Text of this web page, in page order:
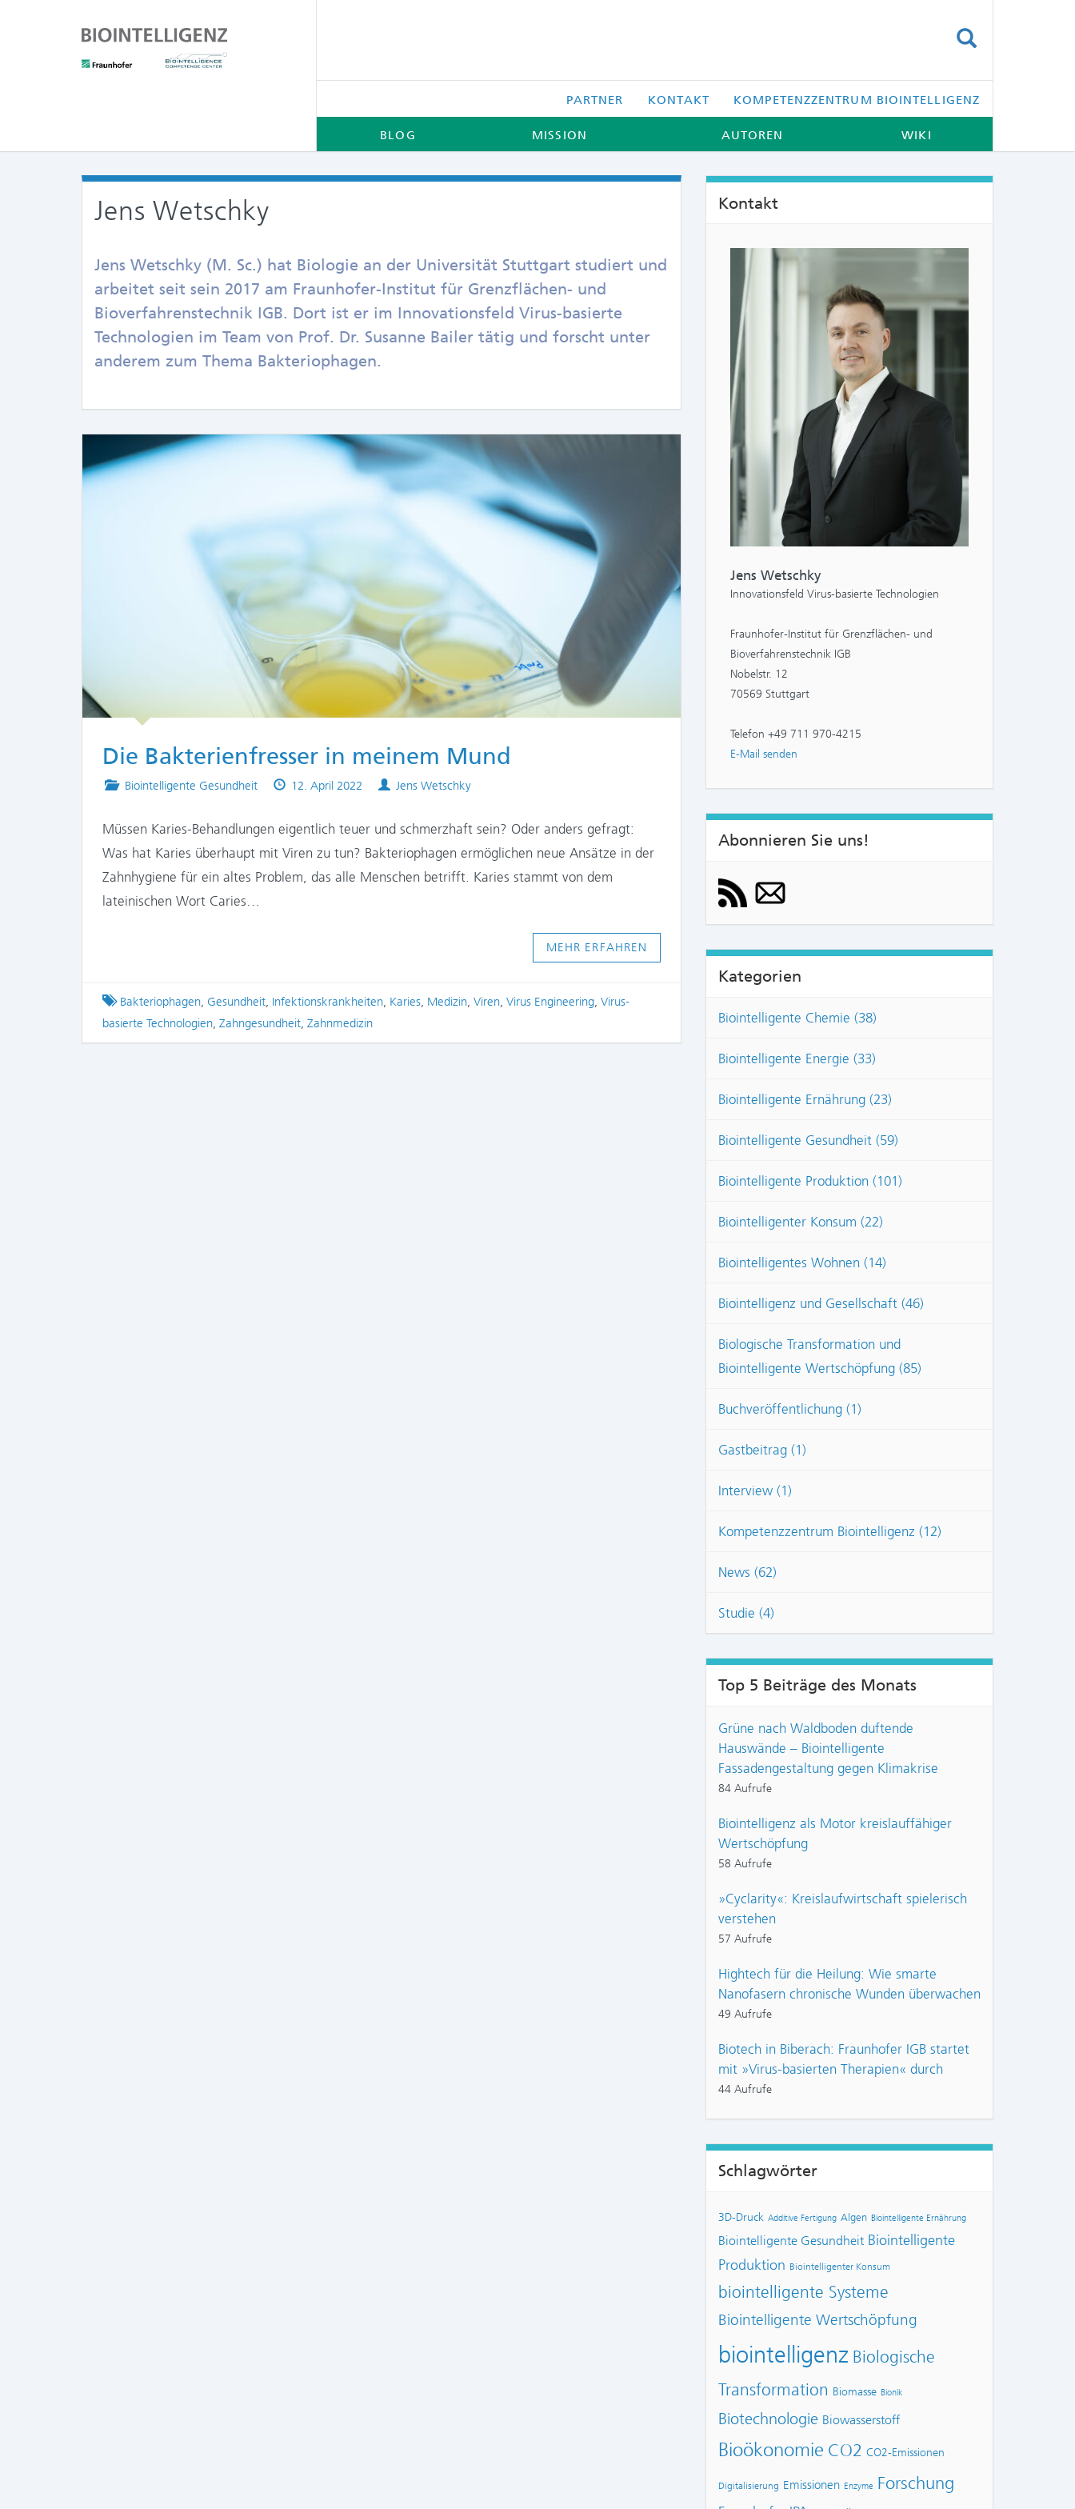
PARTNER KONTAKT KOMPETENZZENTRUM BIOINTELLIGENZ
BLOG MISSION AUTOREN WIKI
Jens Wetschky
Jens Wetschky (M. Sc.) hat Biologie an der Universität Stuttgart studiert und
arbeitet seit sein 2017 am Fraunhofer-Institut für Grenzflächen- und
Bioverfahrenstechnik IGB. Dort ist er im Innovationsfeld Virus-basierte
Technologien im Team von Prof. Dr. Susanne Bailer tätig und forscht unter
anderem zum Thema Bakteriophagen.
COMMENTS:
Die Bakterienfresser in meinem Mund
Posted
Biointelligente Gesundheit
Published
12. April 2022 Authors
Jens Wetschky
Müssen Karies-Behandlungen eigentlich teuer und schmerzhaft sein? Oder anders gefragt:
Was hat Karies überhaupt mit Viren zu tun? Bakteriophagen ermöglichen neue Ansätze in der
Zahnhygiene für ein altes Problem, das alle Menschen betrifft. Karies stammt von dem
lateinischen Wort Caries…
MEHR ERFAHREN
Tagged
Bakteriophagen, Gesundheit, Infektionskrankheiten, Karies, Medizin, Viren, Virus Engineering, Virus-
basierte Technologien, Zahngesundheit, Zahnmedizin
Kontakt
Jens Wetschky
Innovationsfeld Virus-basierte Technologien
Fraunhofer-Institut für Grenzflächen- und
Bioverfahrenstechnik IGB
Nobelstr. 12
70569 Stuttgart
Telefon +49 711 970-4215
E-Mail senden
Abonnieren Sie uns!
Kategorien
Biointelligente Chemie (38)
Biointelligente Energie (33)
Biointelligente Ernährung (23)
Biointelligente Gesundheit (59)
Biointelligente Produktion (101)
Biointelligenter Konsum (22)
Biointelligentes Wohnen (14)
Biointelligenz und Gesellschaft (46)
Biologische Transformation und
Biointelligente Wertschöpfung (85)
Buchveröffentlichung (1)
Gastbeitrag (1)
Interview (1)
Kompetenzzentrum Biointelligenz (12)
News (62)
Studie (4)
Top 5 Beiträge des Monats
Grüne nach Waldboden duftende
Hauswände – Biointelligente
Fassadengestaltung gegen Klimakrise
84 Aufrufe
Biointelligenz als Motor kreislauffähiger
Wertschöpfung
58 Aufrufe
»Cyclarity«: Kreislaufwirtschaft spielerisch
verstehen
57 Aufrufe
Hightech für die Heilung: Wie smarte
Nanofasern chronische Wunden überwachen
49 Aufrufe
Biotech in Biberach: Fraunhofer IGB startet
mit »Virus-basierten Therapien« durch
44 Aufrufe
Schlagwörter
3D-Druck Additive Fertigung Algen Biointelligente Ernährung
Biointelligente Gesundheit Biointelligente
Produktion Biointelligenter Konsum
biointelligente Systeme
Biointelligente Wertschöpfung
biointelligenz Biologische
Transformation Biomasse Bionik
Biotechnologie Biowasserstoff
Bioökonomie CO2 CO2-Emissionen
Digitalisierung Emissionen Enzyme Forschung